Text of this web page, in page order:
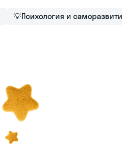
💡Психология и